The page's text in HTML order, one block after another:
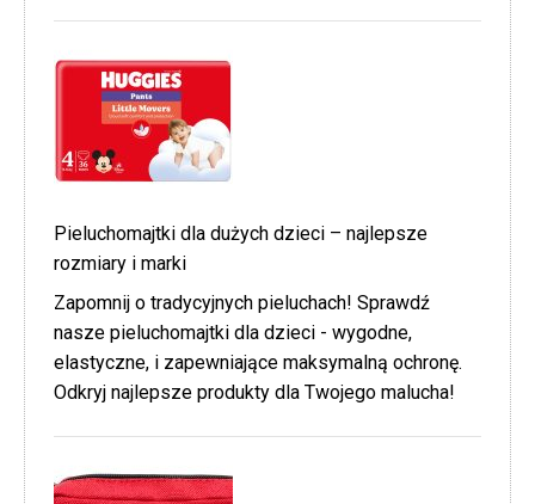
Pieluchomajtki dla dużych dzieci – najlepsze
rozmiary i marki
Zapomnij o tradycyjnych pieluchach! Sprawdź
nasze pieluchomajtki dla dzieci - wygodne,
elastyczne, i zapewniające maksymalną ochronę.
Odkryj najlepsze produkty dla Twojego malucha!